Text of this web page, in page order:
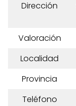
Dirección
Valoración
Localidad
Provincia
Teléfono